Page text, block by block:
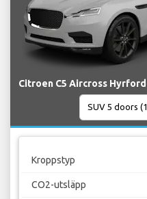
Citroen C5 Aircross
Kroppstyp
CO2-utsläpp